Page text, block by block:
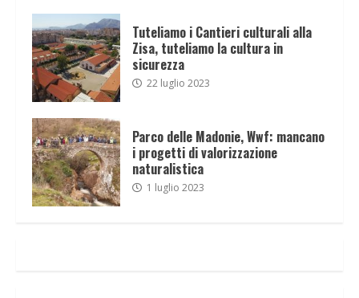
Tuteliamo i Cantieri culturali alla
Zisa, tuteliamo la cultura in
sicurezza
22 luglio 2023
Parco delle Madonie, Wwf: mancano
i progetti di valorizzazione
naturalistica
1 luglio 2023